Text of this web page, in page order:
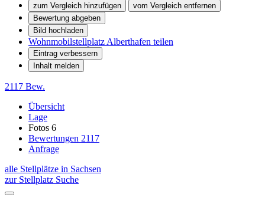
zum Vergleich hinzufügen
vom Vergleich entfernen
Bewertung abgeben
Bild hochladen
Wohnmobilstellplatz Alberthafen teilen
Eintrag verbessern
Inhalt melden
2117 Bew.
Übersicht
Lage
Fotos 6
Bewertungen 2117
Anfrage
alle Stellplätze in Sachsen
zur Stellplatz Suche